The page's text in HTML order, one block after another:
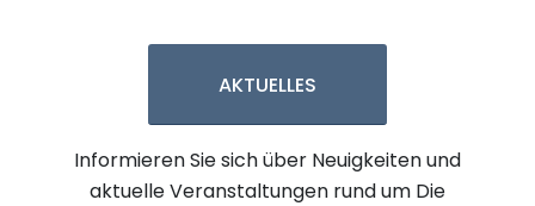
AKTUELLES
Informieren Sie sich über Neuigkeiten und
aktuelle Veranstaltungen rund um Die